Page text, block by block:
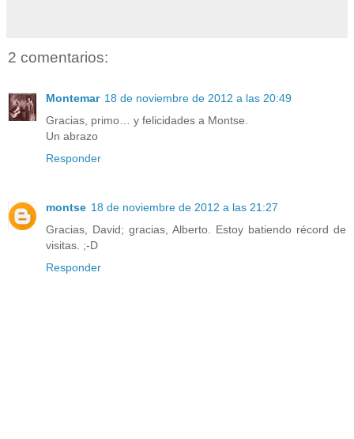
2 comentarios:
Montemar 18 de noviembre de 2012 a las 20:49
Gracias, primo… y felicidades a Montse.
Un abrazo
Responder
montse 18 de noviembre de 2012 a las 21:27
Gracias, David; gracias, Alberto. Estoy batiendo récord de
visitas. ;-D
Responder